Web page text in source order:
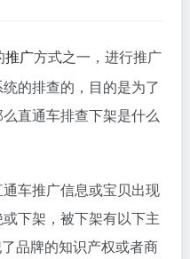
推广方式之一，进行推广
统的排查的，目的是为了
直通车排查下架是什么
车推广信息或宝贝出现
下架，被下架有以下主
品牌的知识产权或者商